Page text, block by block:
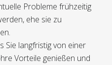
Probleme frühzeitig
ehe sie zu
Sie langfristig von einer
Vorteile genießen und